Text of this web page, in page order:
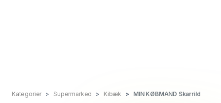
Kategorier Supermarked Kibæk MIN KØBMAND Skarrild